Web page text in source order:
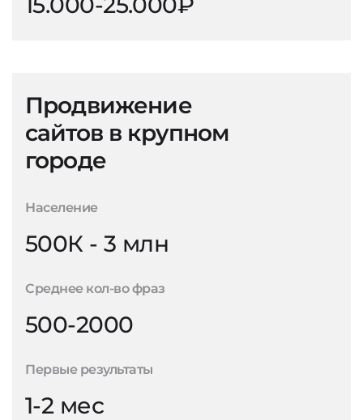
Продвижение
сайтов в крупном
городе
Население
500К - 3 млн
Среднее кол-во фраз
500-2000
Первые результаты
1-2 мес